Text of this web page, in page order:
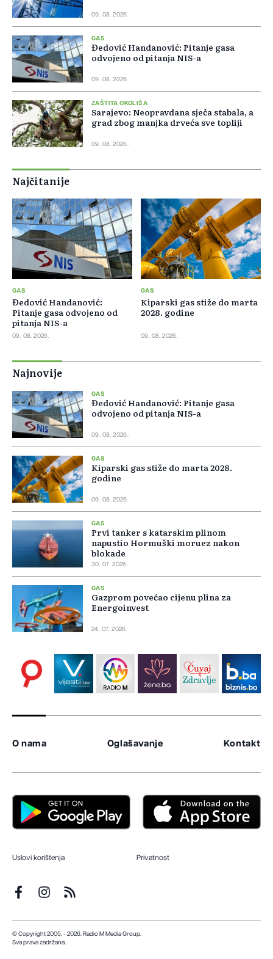
09. 08. 2026.
GAS
Đedović Handanović: Pitanje gasa
odvojeno od pitanja NIS-a
09. 08. 2026.
ZAŠTITA OKOLIŠA
Sarajevo: Neopravdana sječa stabala, a
grad zbog manjka drveća sve topliji
09. 08. 2026.
Najčitanije
GAS
Đedović Handanović:
Pitanje gasa odvojeno od
pitanja NIS-a
09. 08. 2026.
GAS
Kiparski gas stiže do marta
2028. godine
09. 08. 2026.
Najnovije
GAS
Đedović Handanović: Pitanje gasa
odvojeno od pitanja NIS-a
09. 08. 2026.
GAS
Kiparski gas stiže do marta 2028.
godine
09. 08. 2026.
GAS
Prvi tanker s katarskim plinom
napustio Hormuški moruez nakon
blokade
30. 07. 2026.
GAS
Gazprom povećao cijenu plina za
Energoinvest
24. 07. 2026.
O nama Oglašavanje Kontakt
Uslovi korištenja Privatnost
© Copyright 2005. - 2026. Radio M Media Group.
Sva prava zadržana.